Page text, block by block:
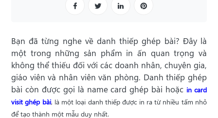
Bạn đã từng nghe về danh thiếp ghép bài? Đây là
một trong những sản phẩm in ấn quan trọng và
không thể thiếu đối với các doanh nhân, chuyên gia,
giáo viên và nhân viên văn phòng. Danh thiếp ghép
bài còn được gọi là name card ghép bài hoặc in card
visit ghép bài, là một loại danh thiếp được in ra từ nhiều tấm nhỏ
để tạo thành một mẫu duy nhất.